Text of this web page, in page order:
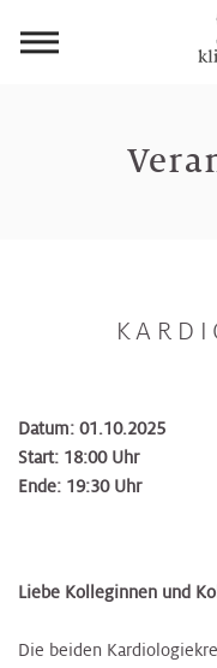
Datum: 01.10.2025
Start: 18:00 Uhr
Ende: 19:30 Uhr
Liebe Kolleginnen und
Die beiden